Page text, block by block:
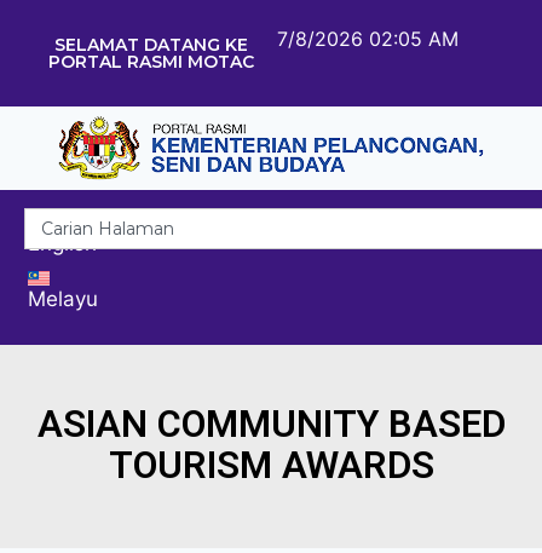
SELAMAT DATANG KE
PORTAL RASMI MOTAC
7/8/2026 02:05 AM
English
Melayu
ASIAN COMMUNITY BASED
TOURISM AWARDS